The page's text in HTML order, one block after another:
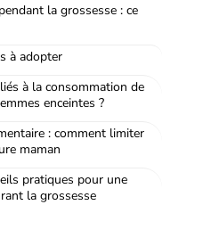
la grossesse : ce
à adopter
à la consommation de
enceintes ?
: comment limiter
maman
pratiques pour une
la grossesse